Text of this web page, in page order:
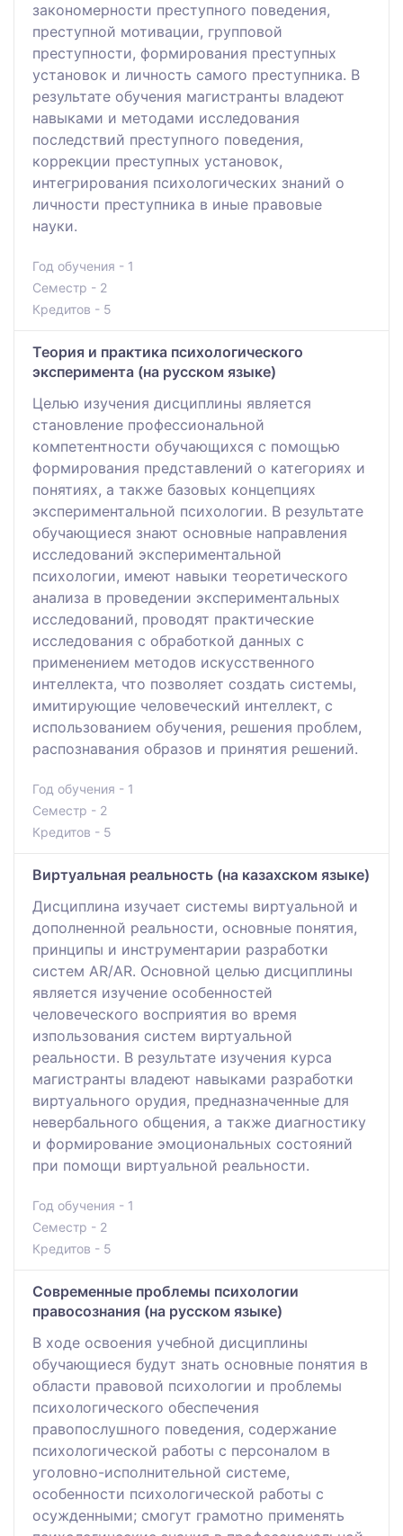
закономерности преступного поведения,
преступной мотивации, групповой
преступности, формирования преступных
установок и личность самого преступника. В
результате обучения магистранты владеют
навыками и методами исследования
последствий преступного поведения,
коррекции преступных установок,
интегрирования психологических знаний о
личности преступника в иные правовые
науки.
Год обучения - 1
Семестр - 2
Кредитов - 5
Теория и практика психологического
эксперимента (на русском языке)
Целью изучения дисциплины является
становление профессиональной
компетентности обучающихся с помощью
формирования представлений о категориях и
понятиях, а также базовых концепциях
экспериментальной психологии. В результате
обучающиеся знают основные направления
исследований экспериментальной
психологии, имеют навыки теоретического
анализа в проведении экспериментальных
исследований, проводят практические
исследования с обработкой данных с
применением методов искусственного
интеллекта, что позволяет создать системы,
имитирующие человеческий интеллект, с
использованием обучения, решения проблем,
распознавания образов и принятия решений.
Год обучения - 1
Семестр - 2
Кредитов - 5
Виртуальная реальность (на казахском языке)
Дисциплина изучает системы виртуальной и
дополненной реальности, основные понятия,
принципы и инструментарии разработки
систем AR/AR. Основной целью дисциплины
является изучение особенностей
человеческого восприятия во время
изпользования систем виртуальной
реальности. В результате изучения курса
магистранты владеют навыками разработки
виртуального орудия, предназначенные для
невербального общения, а также диагностику
и формирование эмоциональных состояний
при помощи виртуальной реальности.
Год обучения - 1
Семестр - 2
Кредитов - 5
Современные проблемы психологии
правосознания (на русском языке)
В ходе освоения учебной дисциплины
обучающиеся будут знать основные понятия в
области правовой психологии и проблемы
психологического обеспечения
правопослушного поведения, содержание
психологической работы с персоналом в
уголовно-исполнительной системе,
особенности психологической работы с
осужденными; смогут грамотно применять